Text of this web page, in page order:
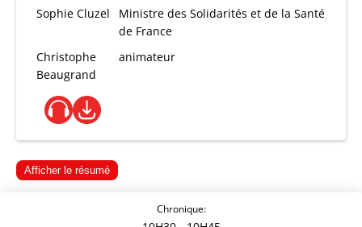
Sophie Cluzel
Ministre des Solidarités et de la Santé
de France
Christophe
Beaugrand
animateur
Afficher le résumé
Chronique: